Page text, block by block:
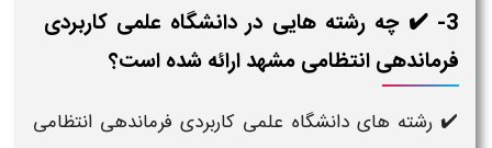
3- ✔️ چه رشته هایی در دانشگاه علمی کاربردی
فرماندهی انتظامی مشهد ارائه شده است؟
✔️ رشته های دانشگاه علمی کاربردی فرماندهی انتظامی